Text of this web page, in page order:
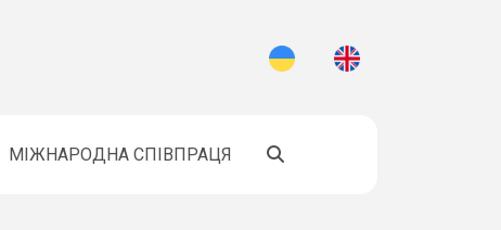
МІЖНАРОДНА СПІВПРАЦЯ